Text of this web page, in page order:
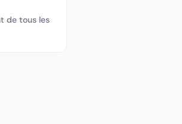
de tous les